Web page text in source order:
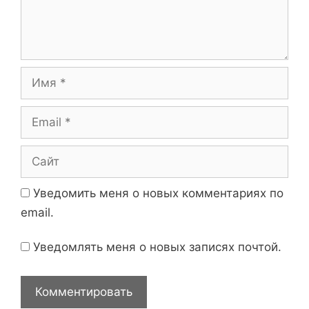
и
я
a
й Уведомить меня о новых комментариях по
email.
Уведомлять меня о новых записях почтой.